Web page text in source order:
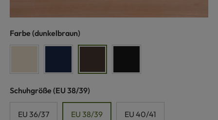
Farbe auswählen
(dunkelbraun)
Schuhgröße auswählen
(EU 38/39)
EU 36/37 EU 38/39 EU 40/41